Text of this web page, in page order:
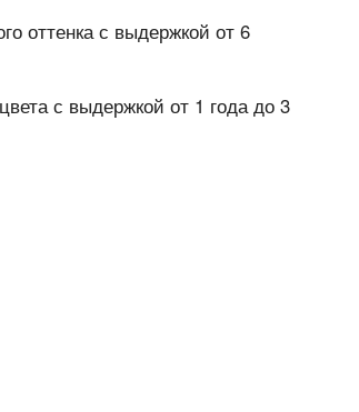
оттенка с выдержкой от 6
с выдержкой от 1 года до 3